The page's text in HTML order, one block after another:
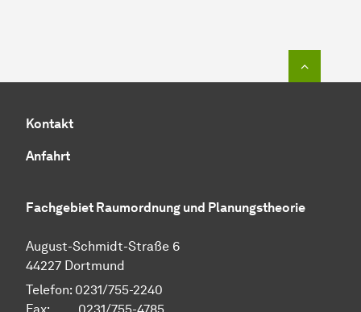
Kontakt
Anfahrt
Fachgebiet Raumordnung und Planungstheorie
August-Schmidt-Straße 6
44227 Dortmund
Telefon: 0231/755-2240